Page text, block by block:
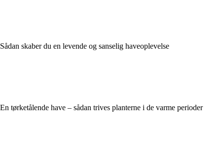
Sådan skaber du en levende og sanselig haveoplevelse
En tørketålende have – sådan trives planterne i de varme perioder